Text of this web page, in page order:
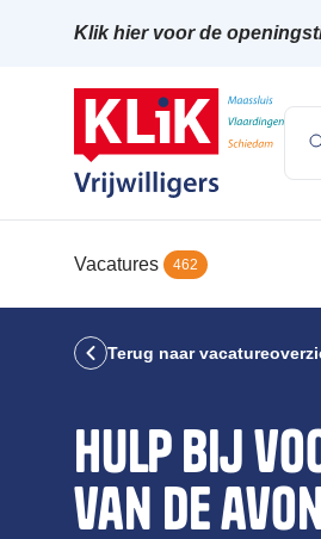
Klik hier voor de
Vacatures 462
Terug naar
Hulp bij
van de